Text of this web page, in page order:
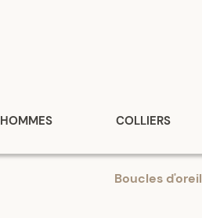
HOMMES COLLIERS
Boucles